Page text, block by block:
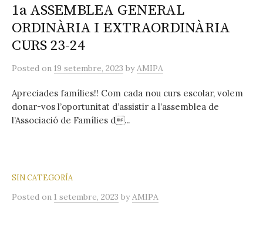
1a ASSEMBLEA GENERAL
ORDINÀRIA I EXTRAORDINÀRIA
CURS 23-24
Posted on 19 setembre, 2023 byAMIPA
Apreciades famílies!! Com cada nou curs escolar, volem
donar-vos l’oportunitat d’assistir a l’assemblea de
l’Associació de Famílies d...
SIN CATEGORÍA
Posted on 1 setembre, 2023 byAMIPA